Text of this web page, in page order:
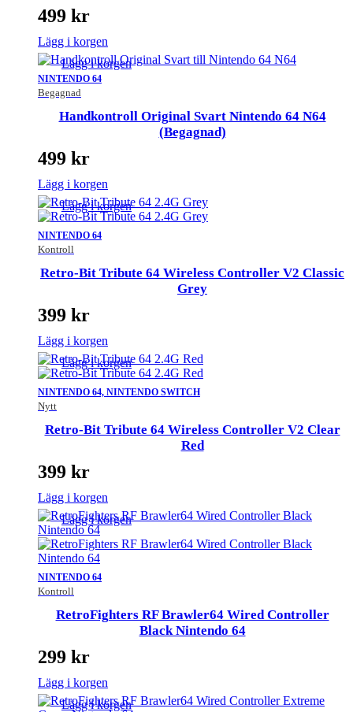
499 kr
Lägg i korgen
NINTENDO 64
Begagnad
Lägg i korgen
Handkontroll Original Svart Nintendo 64 N64
(Begagnad)
499 kr
Lägg i korgen
NINTENDO 64
Kontroll
Lägg i korgen
Retro-Bit Tribute 64 Wireless Controller V2 Classic
Grey
399 kr
Lägg i korgen
NINTENDO 64, NINTENDO SWITCH
Nytt
Lägg i korgen
Retro-Bit Tribute 64 Wireless Controller V2 Clear
Red
399 kr
Lägg i korgen
NINTENDO 64
Kontroll
Lägg i korgen
RetroFighters RF Brawler64 Wired Controller
Black Nintendo 64
299 kr
Lägg i korgen
Lägg i korgen